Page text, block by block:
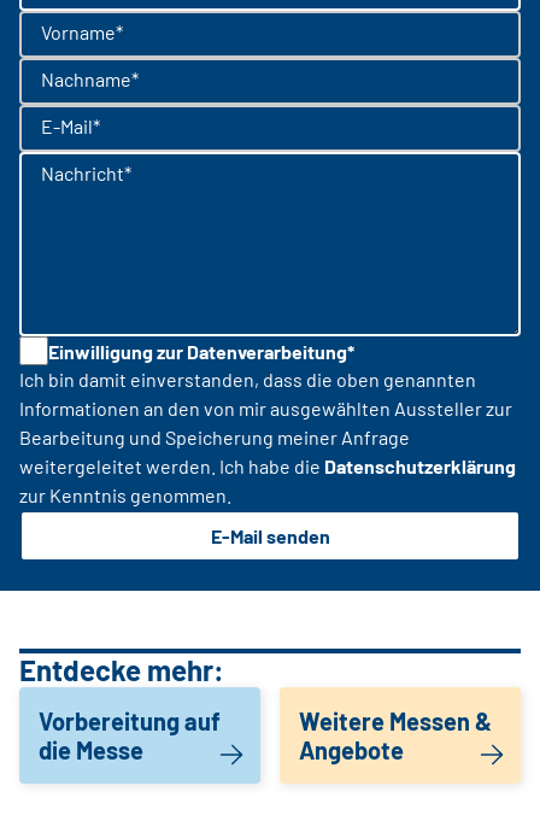
Vorname*
Nachname*
E-Mail*
Nachricht*
Einwilligung zur Datenverarbeitung*
Ich bin damit einverstanden, dass die oben genannten
Informationen an den von mir ausgewählten Aussteller zur
Bearbeitung und Speicherung meiner Anfrage
weitergeleitet werden. Ich habe die Datenschutzerklärung
zur Kenntnis genommen.
E-Mail senden
Entdecke mehr:
Vorbereitung auf
die Messe
Weitere Messen &
Angebote